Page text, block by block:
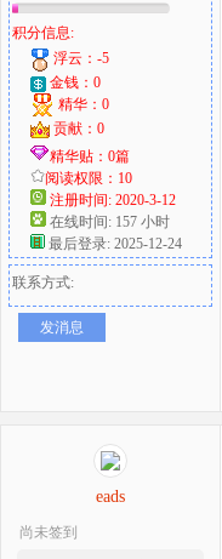
积分信息:
浮云：-5
金钱：0
精华：0
贡献：0
精华贴：0篇
阅读权限：10
注册时间: 2020-3-12
在线时间: 157 小时
最后登录: 2025-12-24
联系方式:
发消息
eads
尚未签到